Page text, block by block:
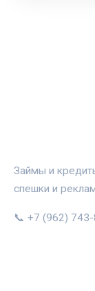
Займы и
спешки и
📞 +7 (962)